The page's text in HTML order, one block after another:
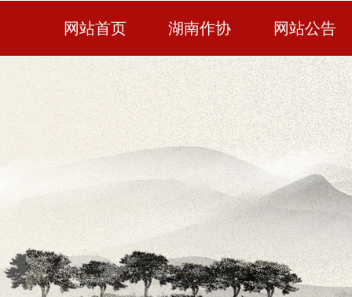
网站首页 湖南作协 网站公告